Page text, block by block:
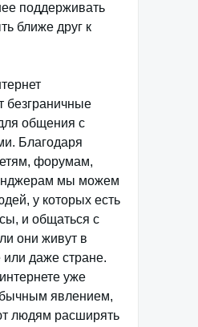
поддерживать
ближе друг к
безграничные
общения с
Благодаря
форумам,
мы можем
у которых есть
и общаться с
они живут в
или даже стране.
уже
явлением,
людям расширять